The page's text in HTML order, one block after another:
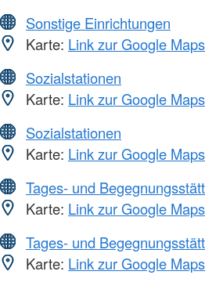
Sonstige Einrichtungen
Karte: Link zur Google
Sozialstationen
Karte: Link zur Google
Sozialstationen
Karte: Link zur Google
Tages- und
Karte: Link zur Google
Tages- und
Karte: Link zur Google